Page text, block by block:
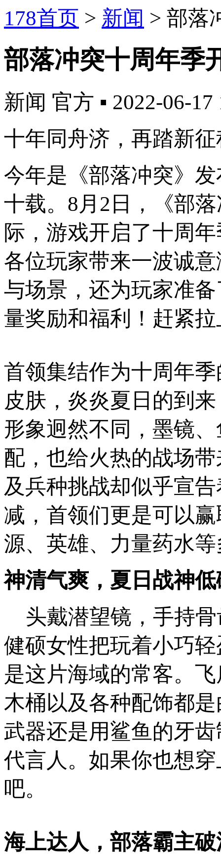
178首页 > 新闻 > 部落
部落冲突十周年季
新闻 官方 ▪ 2022-06-17
十年同舟济，再踏新
今年是《部落冲突》
十载。8月2日，《部
际，游戏开启了十周
各位玩家带来一波诚
与场景，还为玩家准
量奖励和福利！赶紧
首领集结作为十周年
皮肤，炎炎夏日的到
形象迥然不同，墨镜
配，也给火热的战场
及兵种挑战却似乎宣
减，首领们更是可以
源、英雄、力量药水
神清气爽，夏日战神
头戴潜望镜，手持骨
健硕女性把玩着小巧
是这片海域的常客。
木桶以及各种配饰都
武器还是用鲨鱼的牙
代言人。如果你也想
吧。
海上达人，部落霸主